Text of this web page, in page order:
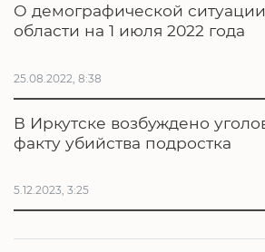
О демографической
области на 1 июля 2022 года
25.08.2022, 8:38
В Иркутске возбуждено
факту убийства подростка
5.12.2023, 3:25